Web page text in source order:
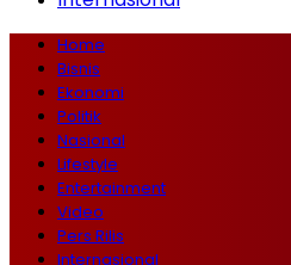
Home
Bisnis
Ekonomi
Politik
Nasional
Lifestyle
Entertainment
Video
Pers Rilis
Internasional